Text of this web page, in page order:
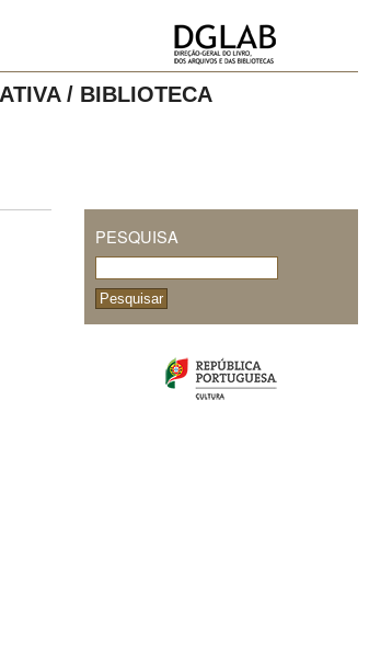
/ BIBLIOTECA
PESQUISA